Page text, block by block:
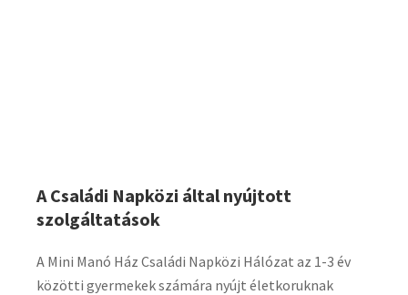
A Családi Napközi által nyújtott
szolgáltatások
A Mini Manó Ház Családi Napközi Hálózat az 1-3 év
közötti gyermekek számára nyújt életkoruknak